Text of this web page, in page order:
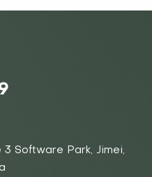
3 Software Park, Jimei,